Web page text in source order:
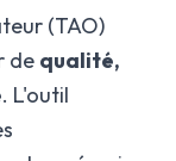
(TAO)
de qualité,
. L'outil